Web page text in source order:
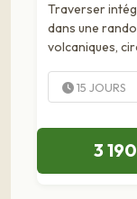
Traverser
dans une
volcaniques,
15 JOURS
3